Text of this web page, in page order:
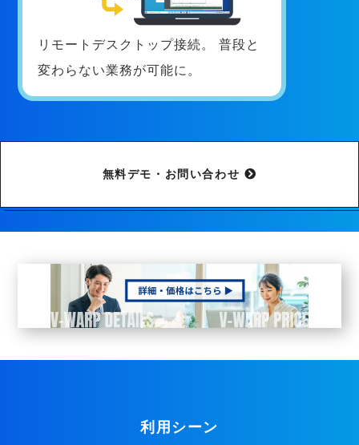
リモートデスクトップ接続。
普段と
変わらない業務が可能に。
無料デモ・お問い合わせ
利用シーン